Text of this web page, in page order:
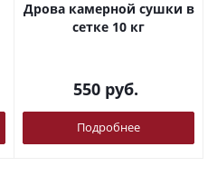
Дрова камерной сушки в
сетке 10 кг
550руб.
Подробнее